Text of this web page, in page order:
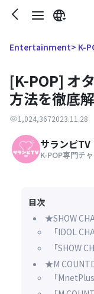
Entertainment> K-
[K-POP] オ
方法を徹底
1,024,3672023.11.28
サランピTV
K-POP専門チ
目次
★SHOW
「IDOL
「SHOW
★M
「